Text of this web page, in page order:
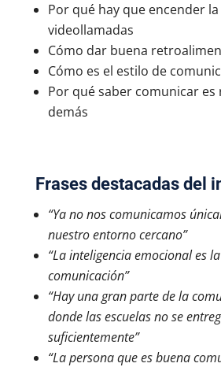
Por qué hay que encender
videollamadas
Cómo dar buena
Cómo es el estilo de
Por qué saber comunicar es
demás
Frases destacadas del
“Ya no nos comunicamos
nuestro entorno cercano”
“La inteligencia emocional es
comunicación”
“Hay una gran parte de la
donde las escuelas no se
suficientemente”
“La persona que es buena